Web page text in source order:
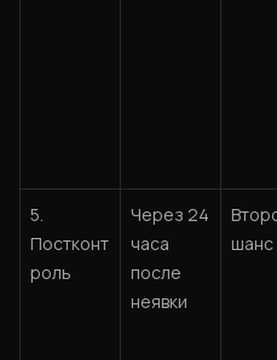
5.
Постконт
роль
Через 24
часа
после
неявки
шанс